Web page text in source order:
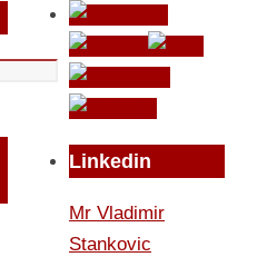
Linkedin
Mr Vladimir
Stankovic